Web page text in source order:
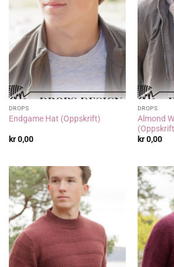
DROPS
Endgame Hat (Oppskrift)
kr0,00
DROPS
Almond
kr0,00